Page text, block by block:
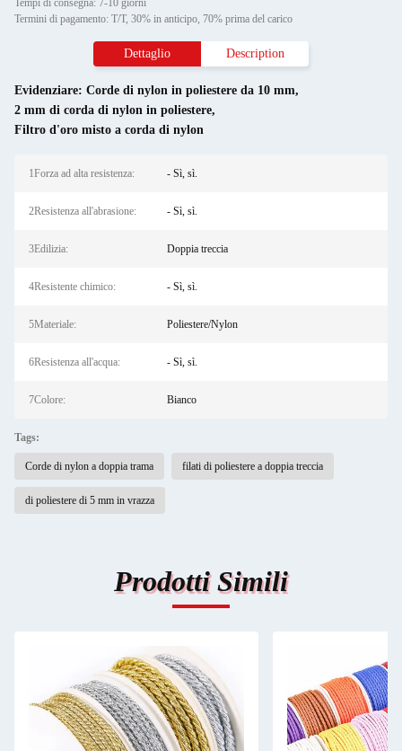
Tempi di consegna: 7-10 giorni
Termini di pagamento: T/T, 30% in anticipo, 70% prima del carico
Dettaglio Description
Evidenziare: Corde di nylon in poliestere da 10 mm,
2 mm di corda di nylon in poliestere,
Filtro d'oro misto a corda di nylon
1Forza ad alta resistenza: - Sì, sì.
2Resistenza all'abrasione: - Sì, sì.
3Edilizia: Doppia treccia
4Resistente chimico: - Sì, sì.
5Materiale: Poliestere/Nylon
6Resistenza all'acqua: - Sì, sì.
7Colore: Bianco
Tags:
Corde di nylon a doppia trama filati di poliestere a doppia treccia
di poliestere di 5 mm in vrazza
Prodotti Simili